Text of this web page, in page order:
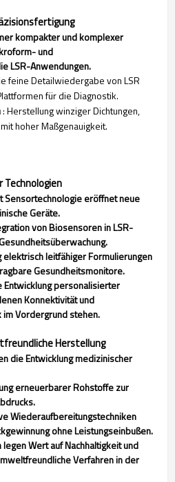
kompakter und komplexer
und
LSR-Anwendungen.
feine Detailwiedergabe von LSR
für die Diagnostik.
: Herstellung winziger Dichtungen,
hoher Maßgenauigkeit.
Sensortechnologie eröffnet neue
Geräte.
von Biosensoren in LSR-
elektrisch leitfähiger Formulierungen
Gesundheitsmonitore.
personalisierter
Konnektivität und
Vordergrund stehen.
Herstellung
die Entwicklung medizinischer
erneuerbarer Rohstoffe zur
Wiederaufbereitungstechniken
ohne Leistungseinbußen.
Wert auf Nachhaltigkeit und
Verfahren in der